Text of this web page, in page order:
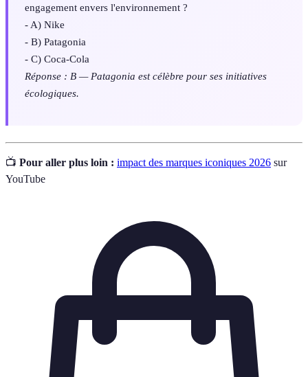
engagement envers l'environnement ?
- A) Nike
- B) Patagonia
- C) Coca-Cola
Réponse : B — Patagonia est célèbre pour ses initiatives
écologiques.
📺 Pour aller plus loin : impact des marques iconiques 2026 sur
YouTube